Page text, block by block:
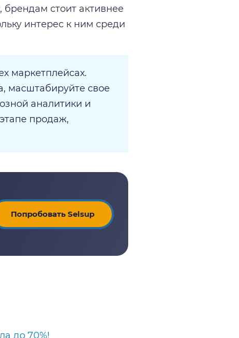
брендам стоит активнее
интерес к ним среди
маркетплейсах.
масштабируйте свое
аналитики и
продаж,
Попробовать Selsup
до 70%!